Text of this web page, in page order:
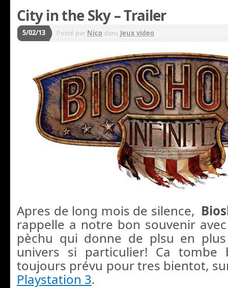
City in the Sky – Trailer
5/02/13 Posté par Nico dans Jeux video
Apres de long mois de silence,
rappelle a notre bon souvenir
pèchu qui donne de plsu en
univers si particulier! Ca
toujours prévu pour tres bientot,
Playstation 3.